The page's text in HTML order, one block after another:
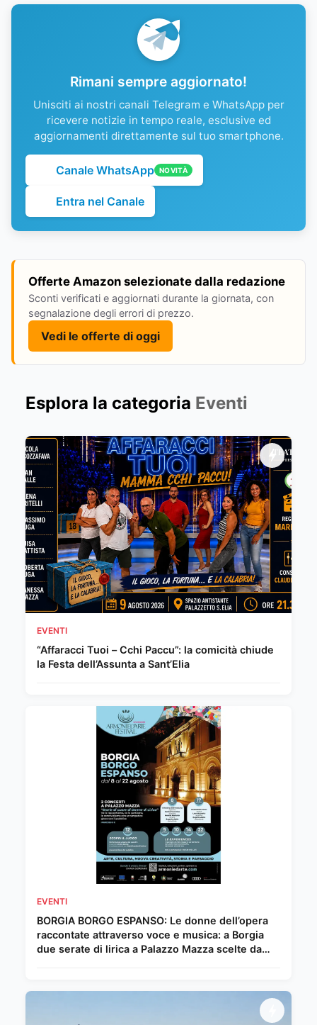
Rimani sempre aggiornato!
Unisciti ai nostri canali Telegram e WhatsApp per
ricevere notizie in tempo reale, esclusive ed
aggiornamenti direttamente sul tuo smartphone.
Canale WhatsApp NOVITÀ
Entra nel Canale
Offerte Amazon selezionate dalla redazione
Sconti verificati e aggiornati durante la giornata, con
segnalazione degli errori di prezzo.
Vedi le offerte di oggi
Esplora la categoria Eventi
EVENTI
“Affaracci Tuoi – Cchi Paccu”: la comicità chiude
la Festa dell’Assunta a Sant’Elia
EVENTI
BORGIA BORGO ESPANSO: Le donne dell’opera
raccontate attraverso voce e musica: a Borgia
due serate di lirica a Palazzo Mazza scelte da